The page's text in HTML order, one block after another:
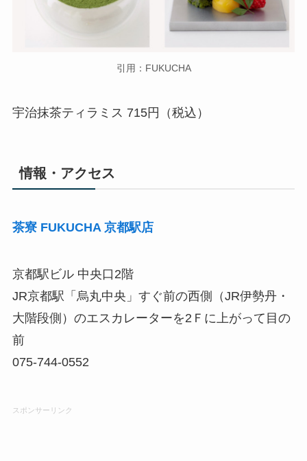
引用：FUKUCHA
宇治抹茶ティラミス 715円（税込）
情報・アクセス
茶寮 FUKUCHA 京都駅店
京都駅ビル 中央口2階
JR京都駅「烏丸中央」すぐ前の西側（JR伊勢丹・
大階段側）のエスカレーターを2Ｆに上がって目の
前
075-744-0552
スポンサーリンク